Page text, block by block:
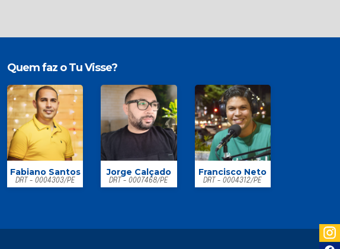
Quem faz o Tu Visse?
Fabiano Santos
DRT - 0004303/PE
Jorge Calçado
DRT - 0007468/PE
Francisco Neto
DRT - 0004312/PE